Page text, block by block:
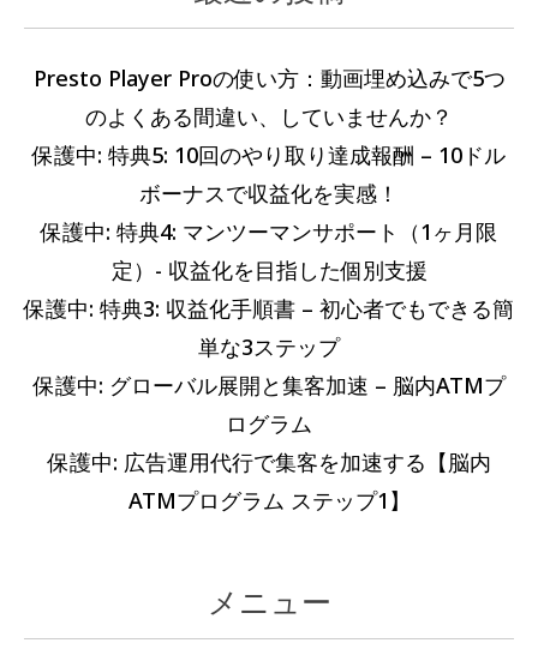
Presto Player Proの使い方：動画埋め込みで5つ
のよくある間違い、していませんか？
保護中: 特典5: 10回のやり取り達成報酬 – 10ドル
ボーナスで収益化を実感！
保護中: 特典4: マンツーマンサポート（1ヶ月限
定）- 収益化を目指した個別支援
保護中: 特典3: 収益化手順書 – 初心者でもできる簡
単な3ステップ
保護中: グローバル展開と集客加速 – 脳内ATMプ
ログラム
保護中: 広告運用代行で集客を加速する【脳内
ATMプログラム ステップ1】
メニュー
去
記
事
テ
ー